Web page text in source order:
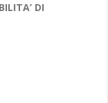
DI